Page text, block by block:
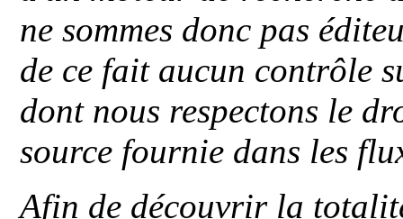
ne sommes donc pas
de ce fait aucun contrôle
dont nous respectons le
source fournie dans les
Afin de découvrir la